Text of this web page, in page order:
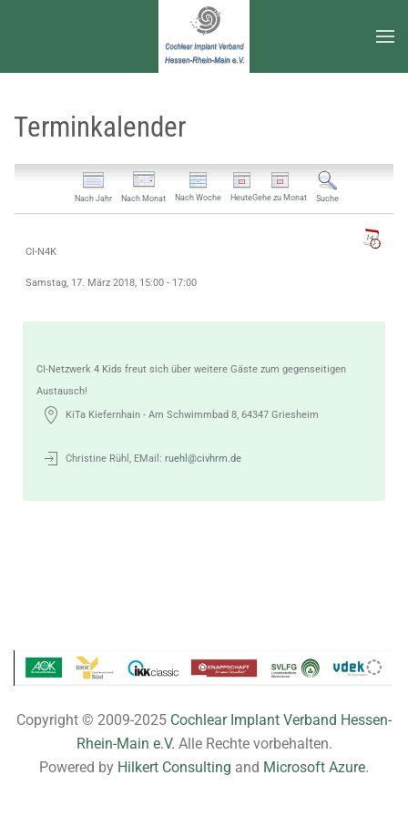
Zum Hauptinhalt springen
Terminkalender
Nach Jahr Nach Monat Nach Woche HeuteGehe zu Monat Suche
CI-N4K
Samstag, 17. März 2018, 15:00 - 17:00
CI-Netzwerk 4 Kids freut sich über weitere Gäste zum gegenseitigen
Austausch!
KiTa Kiefernhain - Am Schwimmbad 8, 64347 Griesheim
Christine Rühl, EMail: ruehl@civhrm.de
Copyright © 2009-2025 Cochlear Implant Verband Hessen-
Rhein-Main e.V. Alle Rechte vorbehalten.
Powered by Hilkert Consulting and Microsoft Azure.